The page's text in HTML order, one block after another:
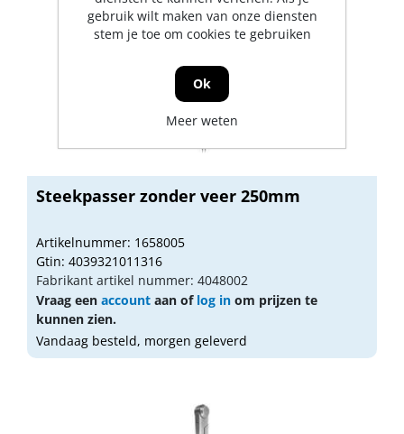
Steekpasser zonder veer 250mm
Artikelnummer: 1658005
Gtin: 4039321011316
Fabrikant artikel nummer: 4048002
Vraag een account aan of log in om prijzen te
kunnen zien.
Vandaag besteld, morgen geleverd
gebruik wilt maken van onze diensten
stem je toe om cookies te gebruiken
Ok
Meer weten